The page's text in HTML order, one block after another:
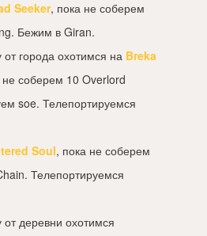
Seeker, пока не соберем
Бежим в Giran.
от города охотимся на Breka
не соберем 10 Overlord
soe. Телепортируемся
Soul, пока не соберем
Телепортируемся
от деревни охотимся